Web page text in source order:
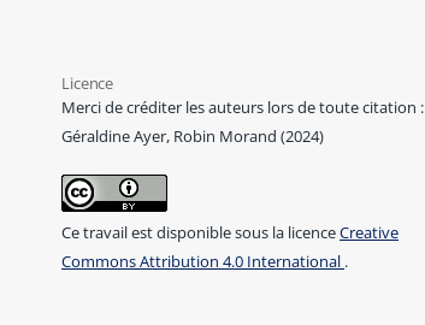
Licence
Merci de créditer les auteurs lors de toute citation :
Géraldine Ayer, Robin Morand (2024)
Ce travail est disponible sous la licenceCreative
Commons Attribution 4.0 International .